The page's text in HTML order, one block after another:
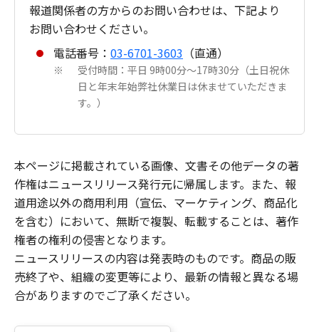
報道関係者の方からのお問い合わせは、下記より
お問い合わせください。
電話番号： 03-6701-3603 （直通）
※
受付時間：平日 9時00分～17時30分（土日祝休
日と年末年始弊社休業日は休ませていただきま
す。）
本ページに掲載されている画像、文書その他データの著
作権はニュースリリース発行元に帰属します。また、報
道用途以外の商用利用（宣伝、マーケティング、商品化
を含む）において、無断で複製、転載することは、著作
権者の権利の侵害となります。
ニュースリリースの内容は発表時のものです。商品の販
売終了や、組織の変更等により、最新の情報と異なる場
合がありますのでご了承ください。